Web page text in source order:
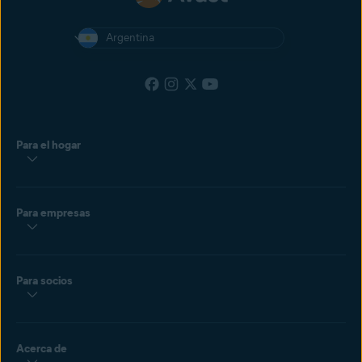
Mayor NPS y lealtad del cliente: mantener a los clientes seguros en
Argentina
Para el hogar
Para empresas
Para socios
Acerca de